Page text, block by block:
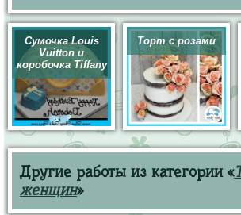
Сумочка Louis
Vuitton и
коробочка Tiffany
Торт с розами
Другие работы из категории «
женщин»